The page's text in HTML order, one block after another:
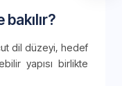
dil düzeyi, hedef
yapısı birlikte